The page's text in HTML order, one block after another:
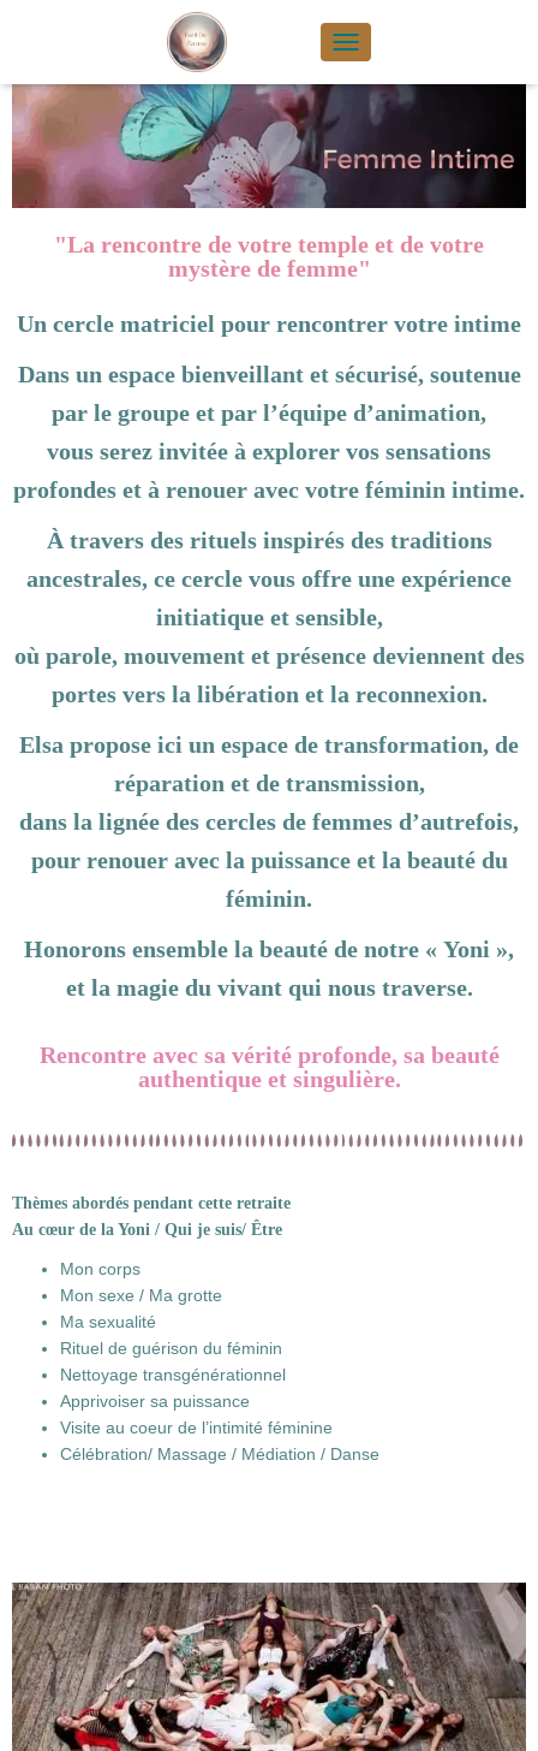
TOGGLE
"La rencontre de votre temple et de votre
mystère de femme"
Un cercle matriciel pour rencontrer votre intime
Dans un espace bienveillant et sécurisé, soutenue
par le groupe et par l’équipe d’animation,
vous serez invitée à explorer vos sensations
profondes et à renouer avec votre féminin intime.
À travers des rituels inspirés des traditions
ancestrales, ce cercle vous offre une expérience
initiatique et sensible,
où parole, mouvement et présence deviennent des
portes vers la libération et la reconnexion.
Elsa propose ici un espace de transformation, de
réparation et de transmission,
dans la lignée des cercles de femmes d’autrefois,
pour renouer avec la puissance et la beauté du
féminin.
Honorons ensemble la beauté de notre « Yoni »,
et la magie du vivant qui nous traverse.
Rencontre avec sa vérité profonde, sa beauté
authentique et singulière.
Thèmes abordés pendant cette retraite
Au cœur de la Yoni / Qui je suis/ Être
Mon corps
Mon sexe / Ma grotte
Ma sexualité
Rituel de guérison du féminin
Nettoyage transgénérationnel
Apprivoiser sa puissance
Visite au coeur de l’intimité féminine
Célébration/ Massage / Médiation / Danse